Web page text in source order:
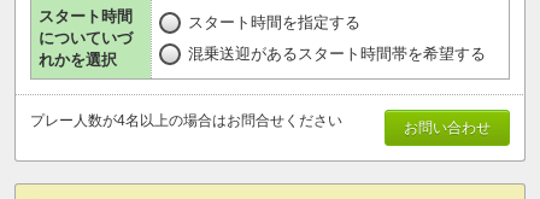
スタート時間
についていづ
れかを選択
スタート時間を指定する
混乗送迎があるスタート時間帯を希望する
お問い合わせ
プレー人数が4名以上の場合はお問合せください